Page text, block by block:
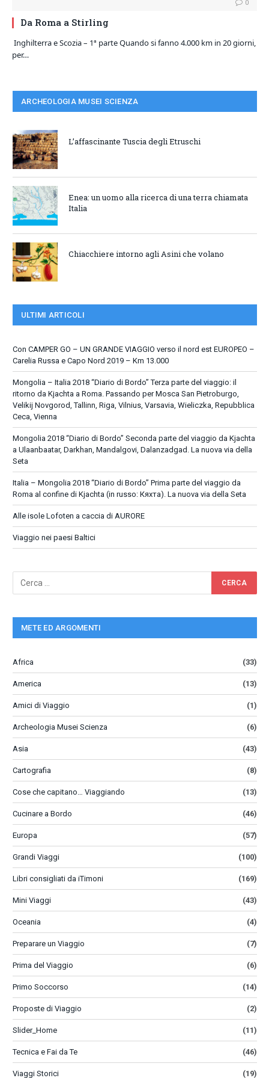
0
Da Roma a Stirling
Inghilterra e Scozia – 1ª parte Quando si fanno 4.000 km in 20 giorni,
per…
ARCHEOLOGIA MUSEI SCIENZA
L’affascinante Tuscia degli Etruschi
Enea: un uomo alla ricerca di una terra chiamata
Italia
Chiacchiere intorno agli Asini che volano
ULTIMI ARTICOLI
Con CAMPER GO – UN GRANDE VIAGGIO verso il nord est EUROPEO –
Carelia Russa e Capo Nord 2019 – Km 13.000
Mongolia – Italia 2018 “Diario di Bordo” Terza parte del viaggio: il
ritorno da Kjachta a Roma. Passando per Mosca San Pietroburgo,
Velikij Novgorod, Tallinn, Riga, Vilnius, Varsavia, Wieliczka, Repubblica
Ceca, Vienna
Mongolia 2018 “Diario di Bordo” Seconda parte del viaggio da Kjachta
a Ulaanbaatar, Darkhan, Mandalgovi, Dalanzadgad. La nuova via della
Seta
Italia – Mongolia 2018 “Diario di Bordo” Prima parte del viaggio da
Roma al confine di Kjachta (in russo: Кяхта). La nuova via della Seta
Alle isole Lofoten a caccia di AURORE
Viaggio nei paesi Baltici
METE ED ARGOMENTI
Africa (33)
America (13)
Amici di Viaggio (1)
Archeologia Musei Scienza (6)
Asia (43)
Cartografia (8)
Cose che capitano… Viaggiando (13)
Cucinare a Bordo (46)
Europa (57)
Grandi Viaggi (100)
Libri consigliati da iTimoni (169)
Mini Viaggi (43)
Oceania (4)
Preparare un Viaggio (7)
Prima del Viaggio (6)
Primo Soccorso (14)
Proposte di Viaggio (2)
Slider_Home (11)
Tecnica e Fai da Te (46)
Viaggi Storici (19)